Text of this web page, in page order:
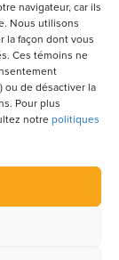
navigateur, car ils
Nous utilisons
la façon dont vous
Ces témoins ne
ou de désactiver la
Pour plus
notre politiques